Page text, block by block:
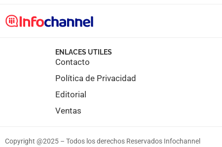
ENLACES UTILES
Contacto
Política de Privacidad
Editorial
Ventas
Copyright @2025 – Todos los derechos Reservados Infochannel